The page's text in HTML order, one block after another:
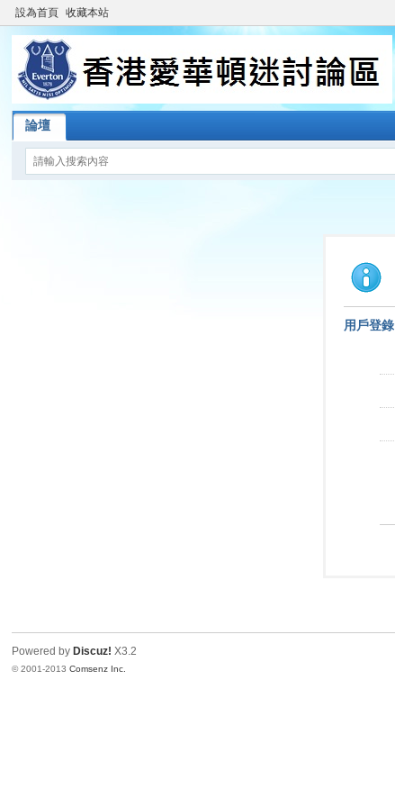
設為首頁 收藏本站
論壇
用戶登錄
Powered by Discuz! X3.2
© 2001-2013Comsenz Inc.